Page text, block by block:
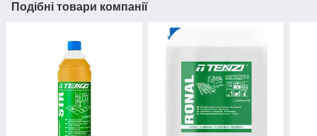
Подібні товари компанії